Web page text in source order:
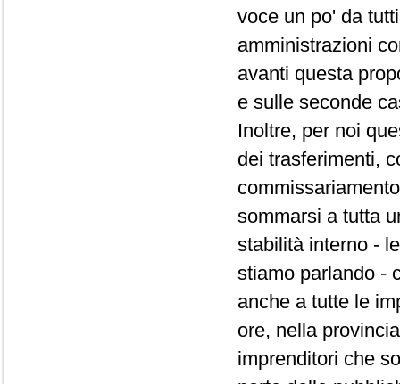
voce un po' da
amministrazioni
avanti questa
e sulle seconde
Inoltre, per noi
dei trasferimenti,
sommarsi a tutta
stabilità interno -
stiamo parlando -
anche a tutte le
ore, nella
imprenditori che